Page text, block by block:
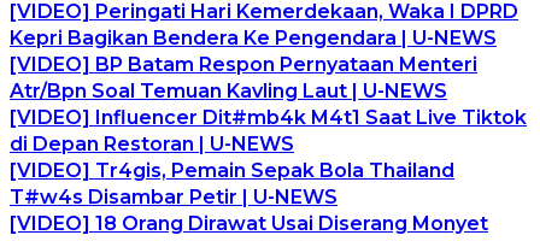
[VIDEO] Peringati Hari Kemerdekaan, Waka I DPRD
Kepri Bagikan Bendera Ke Pengendara | U-NEWS
[VIDEO] BP Batam Respon Pernyataan Menteri
Atr/Bpn Soal Temuan Kavling Laut | U-NEWS
[VIDEO] Influencer Dit#mb4k M4t1 Saat Live Tiktok
di Depan Restoran | U-NEWS
[VIDEO] Tr4gis, Pemain Sepak Bola Thailand
T#w4s Disambar Petir | U-NEWS
[VIDEO] 18 Orang Dirawat Usai Diserang Monyet